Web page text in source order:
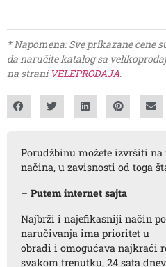
* Napomena: Sve prikazane cene
da naručite katalog sa
na straniVELEPRODAJA.
Porudžbinu možete izvršiti
načina, u zavisnosti od toga
– Putem internet sajta
Najbrži i najefikasniji način
naručivanja ima prioritet u
obradi i omogućava najkraći
svakom trenutku, 24 sata